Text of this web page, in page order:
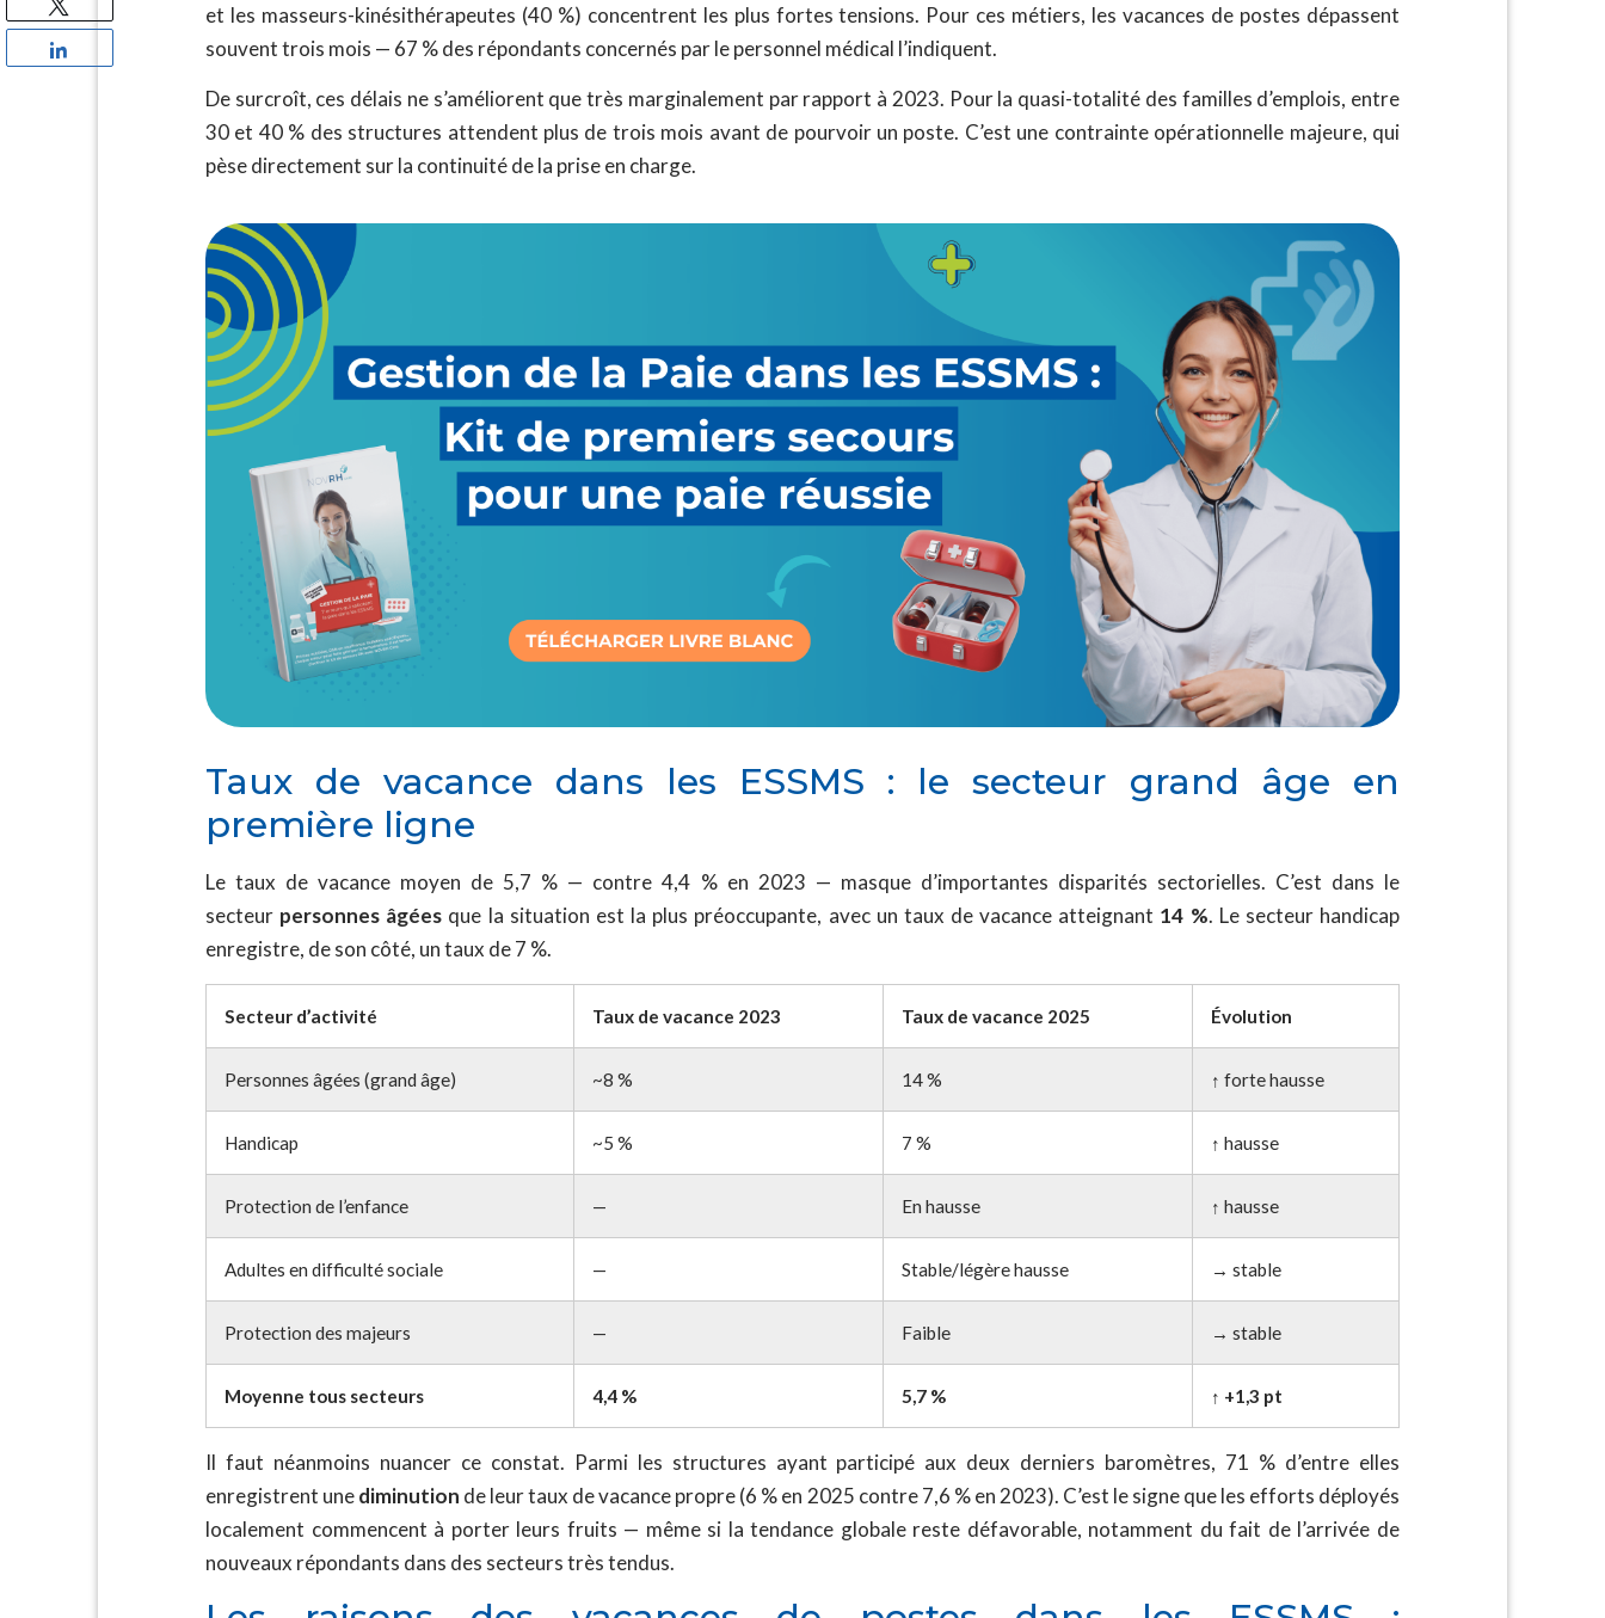
et les masseurs-kinésithérapeutes (40 %) concentrent les plus fortes tensions. Pour ces métiers, les vacances de postes dépassent
souvent trois mois — 67 % des répondants concernés par le personnel médical l’indiquent.
De surcroît, ces délais ne s’améliorent que très marginalement par rapport à 2023. Pour la quasi-totalité des familles d’emplois, entre
30 et 40 % des structures attendent plus de trois mois avant de pourvoir un poste. C’est une contrainte opérationnelle majeure, qui
pèse directement sur la continuité de la prise en charge.
Taux de vacance dans les ESSMS : le secteur grand âge en
première ligne
Le taux de vacance moyen de 5,7 % — contre 4,4 % en 2023 — masque d’importantes disparités sectorielles. C’est dans le
secteur personnes âgées que la situation est la plus préoccupante, avec un taux de vacance atteignant 14 %. Le secteur handicap
enregistre, de son côté, un taux de 7 %.
Secteur d’activité Taux de vacance 2023 Taux de vacance 2025 Évolution
Personnes âgées (grand âge) ~8 % 14 % ↑ forte hausse
Handicap ~5 % 7 % ↑ hausse
Protection de l’enfance — En hausse ↑ hausse
Adultes en difficulté sociale — Stable/légère hausse → stable
Protection des majeurs — Faible → stable
Moyenne tous secteurs 4,4 % 5,7 % ↑ +1,3 pt
Il faut néanmoins nuancer ce constat. Parmi les structures ayant participé aux deux derniers baromètres, 71 % d’entre elles
enregistrent unediminution de leur taux de vacance propre (6 % en 2025 contre 7,6 % en 2023). C’est le signe que les efforts déployés
localement commencent à porter leurs fruits — même si la tendance globale reste défavorable, notamment du fait de l’arrivée de
nouveaux répondants dans des secteurs très tendus.